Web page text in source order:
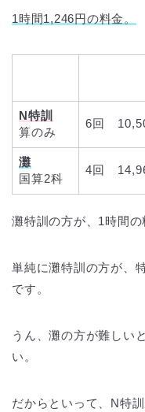
1時間1,246円の料金。
N特訓
算のみ
6回
灘
国算2科
4回
灘特訓の方が、1時間の
単純に灘特訓の方が、
です。
うん、灘の方が難しい
い。
だからといって、N特